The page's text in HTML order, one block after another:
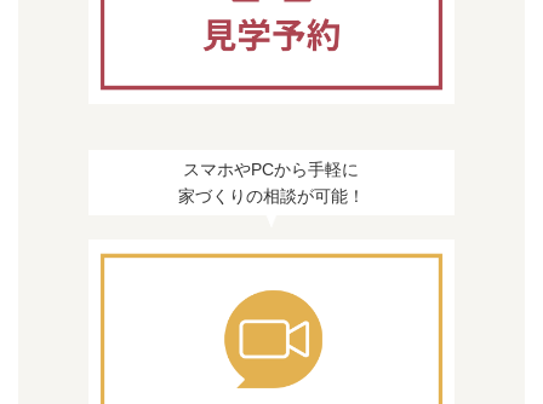
スマホやPCから手軽に
家づくりの相談が可能！